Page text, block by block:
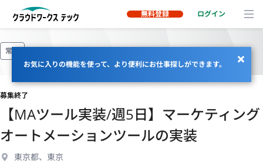
無料登録 ログイン
お気に入りの機能を使って、より便利にお仕事探しができます。
常駐
募集終了
【MAツール実装/週5日】マーケティング
オートメーションツールの実装
東京都、東京